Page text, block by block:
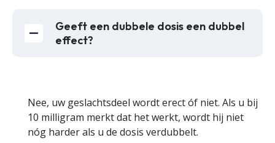
Geeft een dubbele dosis een dubbel
effect?
Nee, uw geslachtsdeel wordt erect óf niet. Als u bij
10 milligram merkt dat het werkt, wordt hij niet
nóg harder als u de dosis verdubbelt.